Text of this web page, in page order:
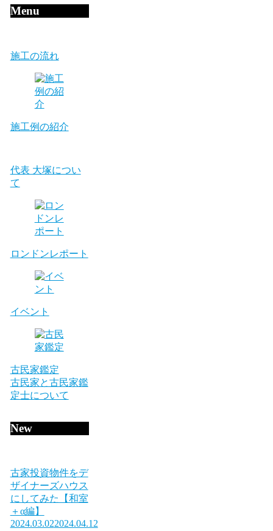
Menu
施工の流れ
施工例の紹介
代表 大塚につい
て
ロンドンレポート
イベント
古民家鑑定
古民家と古民家鑑
定士について
New
古家投資物件をデ
ザイナーズハウス
にしてみた【和室
＋α編】
2024.03.022024.04.12